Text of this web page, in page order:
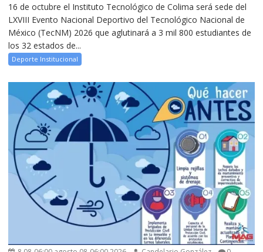
16 de octubre el Instituto Tecnológico de Colima será sede del
LXVIII Evento Nacional Deportivo del Tecnológico Nacional de
México (TecNM) 2026 que aglutinará a 3 mil 800 estudiantes de
los 32 estados de...
Deporte Institucional